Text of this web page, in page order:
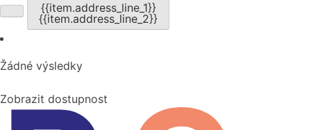
{{item.address_line_1}}
{{item.address_line_2}}
Žádné výsledky
Zobrazit dostupnost